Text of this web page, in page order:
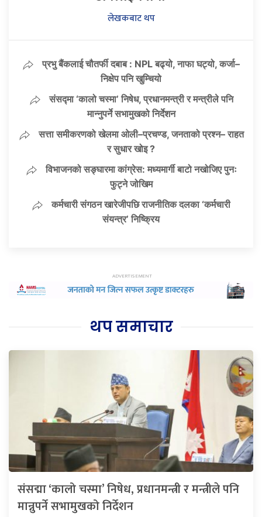
लेखकबाट थप
प्रभु बैंकलाई चौतर्फी दबाब : NPL बढ्यो, नाफा घट्यो, कर्जा–
निक्षेप पनि खुम्चियो
संसद्मा ‘कालो चस्मा’ निषेध, प्रधानमन्त्री र मन्त्रीले पनि
मान्नुपर्ने सभामुखको निर्देशन
सत्ता समीकरणको खेलमा ओली–प्रचण्ड, जनताको प्रश्न– राहत
र सुधार खोइ ?
विभाजनको सङ्घारमा कांग्रेस: मध्यमार्गी बाटो नखोजिए पुनः
फुट्ने जोखिम
कर्मचारी संगठन खारेजीपछि राजनीतिक दलका ‘कर्मचारी
संयन्त्र’ निष्क्रिय
थप समाचार
संसद्मा ‘कालो चस्मा’ निषेध, प्रधानमन्त्री र मन्त्रीले पनि
मान्नुपर्ने सभामुखको निर्देशन